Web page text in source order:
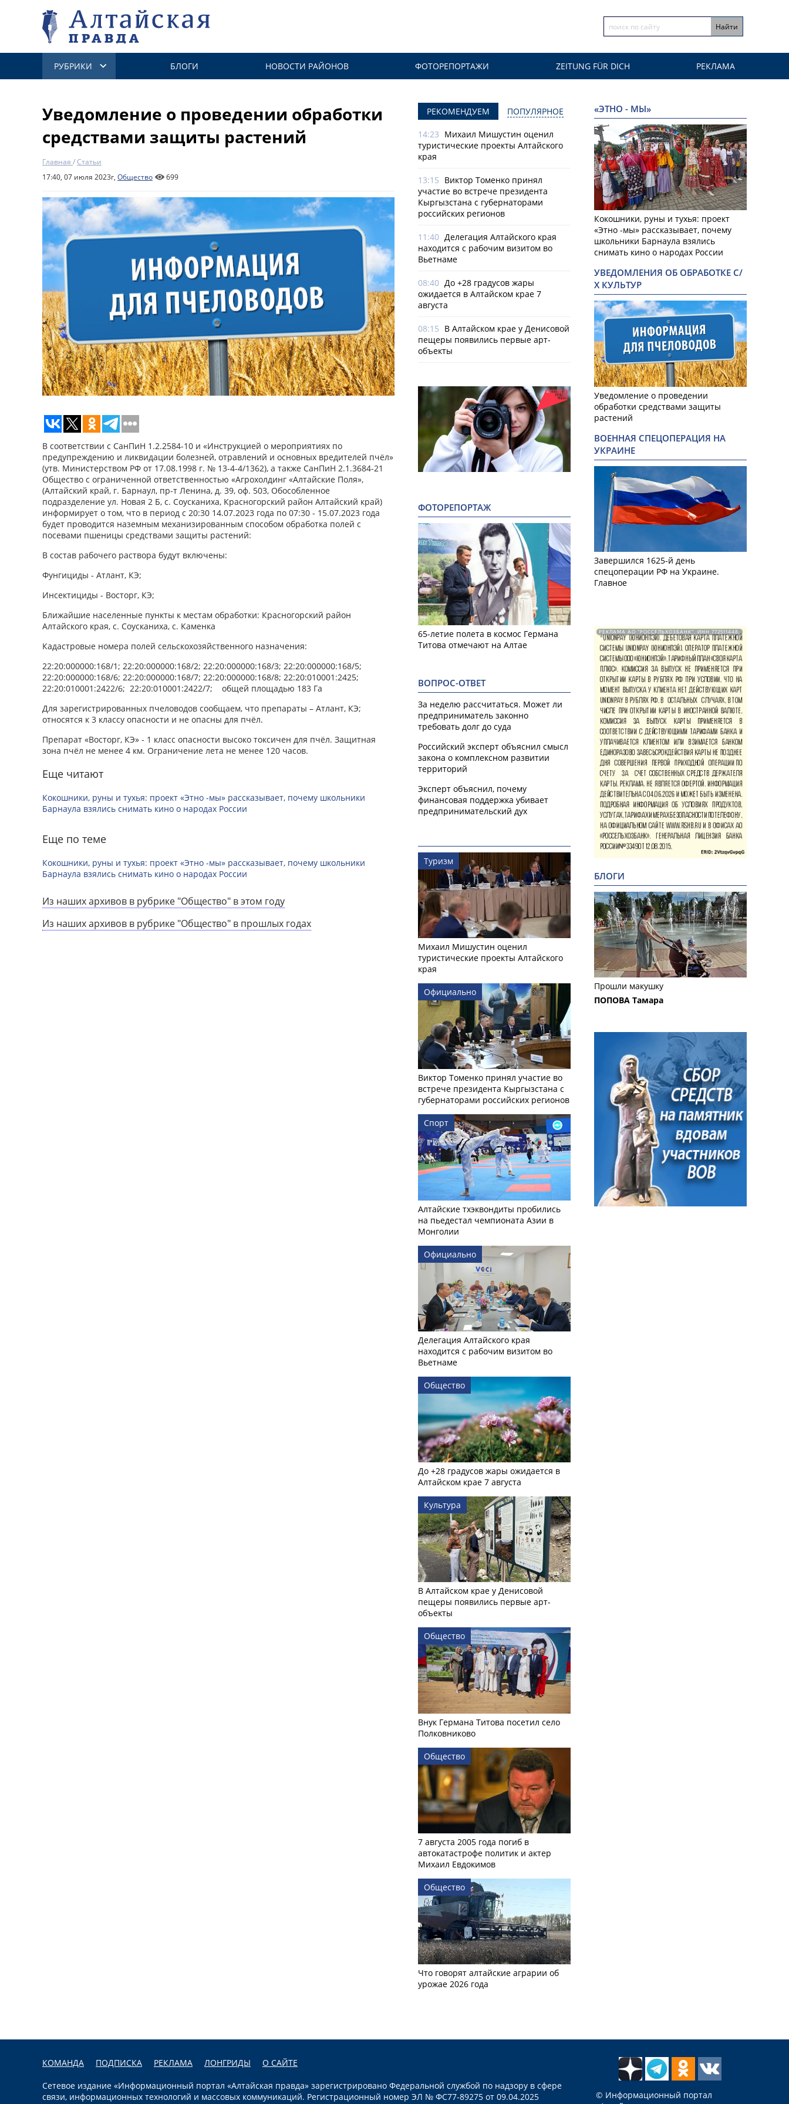
РУБРИКИ БЛОГИ НОВОСТИ РАЙОНОВ ФОТОРЕПОРТАЖИ ZEITUNG FÜR DICH РЕКЛАМА
Уведомление о проведении обработки
средствами защиты растений
Главная /Статьи
17:40, 07 июля 2023г, Общество 699
В соответствии с СанПиН 1.2.2584-10 и «Инструкцией о мероприятиях по
предупреждению и ликвидации болезней, отравлений и основных вредителей пчёл»
(утв. Министерством РФ от 17.08.1998 г. № 13-4-4/1362), а также СанПиН 2.1.3684-21
Общество с ограниченной ответственностью «Агрохолдинг «Алтайские Поля»,
(Алтайский край, г. Барнаул, пр-т Ленина, д. 39, оф. 503, Обособленное
подразделение ул. Новая 2 Б, с. Соусканиха, Красногорский район Алтайский край)
информирует о том, что в период с 20:30 14.07.2023 года по 07:30 - 15.07.2023 года
будет проводится наземным механизированным способом обработка полей с
посевами пшеницы средствами защиты растений:
В состав рабочего раствора будут включены:
Фунгициды - Атлант, КЭ;
Инсектициды - Восторг, КЭ;
Ближайшие населенные пункты к местам обработки: Красногорский район
Алтайского края, с. Соусканиха, с. Каменка
Кадастровые номера полей сельскохозяйственного назначения:
22:20:000000:168/1; 22:20:000000:168/2; 22:20:000000:168/3; 22:20:000000:168/5;
22:20:000000:168/6; 22:20:000000:168/7; 22:20:000000:168/8; 22:20:010001:2425;
22:20:010001:2422/6; 22:20:010001:2422/7; общей площадью 183 Га
Для зарегистрированных пчеловодов сообщаем, что препараты – Атлант, КЭ;
относятся к 3 классу опасности и не опасны для пчёл.
Препарат «Восторг, КЭ» - 1 класс опасности высоко токсичен для пчёл. Защитная
зона пчёл не менее 4 км. Ограничение лета не менее 120 часов.
Еще читают
Кокошники, руны и тухья: проект «Этно -мы» рассказывает, почему школьники
Барнаула взялись снимать кино о народах России
Еще по теме
Кокошники, руны и тухья: проект «Этно -мы» рассказывает, почему школьники
Барнаула взялись снимать кино о народах России
Из наших архивов в рубрике "Общество" в этом году
Из наших архивов в рубрике "Общество" в прошлых годах
РЕКОМЕНДУЕМ ПОПУЛЯРНОЕ
14:23 Михаил Мишустин оценил
туристические проекты Алтайского
края
13:15 Виктор Томенко принял
участие во встрече президента
Кыргызстана с губернаторами
российских регионов
11:40 Делегация Алтайского края
находится с рабочим визитом во
Вьетнаме
08:40 До +28 градусов жары
ожидается в Алтайском крае 7
августа
08:15 В Алтайском крае у Денисовой
пещеры появились первые арт-
объекты
ФОТОРЕПОРТАЖ
65-летие полета в космос Германа
Титова отмечают на Алтае
ВОПРОС-ОТВЕТ
За неделю рассчитаться. Может ли
предприниматель законно
требовать долг до суда
Российский эксперт объяснил смысл
закона о комплексном развитии
территорий
Эксперт объяснил, почему
финансовая поддержка убивает
предпринимательский дух
Туризм
Михаил Мишустин оценил
туристические проекты Алтайского
края
Официально
Виктор Томенко принял участие во
встрече президента Кыргызстана с
губернаторами российских регионов
Спорт
Алтайские тхэквондиты пробились
на пьедестал чемпионата Азии в
Монголии
Официально
Делегация Алтайского края
находится с рабочим визитом во
Вьетнаме
Общество
До +28 градусов жары ожидается в
Алтайском крае 7 августа
Культура
В Алтайском крае у Денисовой
пещеры появились первые арт-
объекты
Общество
Внук Германа Титова посетил село
Полковниково
Общество
7 августа 2005 года погиб в
автокатастрофе политик и актер
Михаил Евдокимов
Общество
Что говорят алтайские аграрии об
урожае 2026 года
«ЭТНО - МЫ»
Кокошники, руны и тухья: проект
«Этно -мы» рассказывает, почему
школьники Барнаула взялись
снимать кино о народах России
УВЕДОМЛЕНИЯ ОБ ОБРАБОТКЕ С/
Х КУЛЬТУР
Уведомление о проведении
обработки средствами защиты
растений
ВОЕННАЯ СПЕЦОПЕРАЦИЯ НА
УКРАИНЕ
Завершился 1625-й день
спецоперации РФ на Украине.
Главное
РЕКЛАМА АО "РОССЕЛЬХОЗБАНК". ИНН 772511448.
БЛОГИ
Прошли макушку
ПОПОВА Тамара
КОМАНДА ПОДПИСКА РЕКЛАМА ЛОНГРИДЫ О САЙТЕ
Сетевое издание «Информационный портал «Алтайская правда» зарегистрировано Федеральной службой по надзору в сфере
связи, информационных технологий и массовых коммуникаций. Регистрационный номер ЭЛ № ФС77-89275 от 09.04.2025
© Информационный портал